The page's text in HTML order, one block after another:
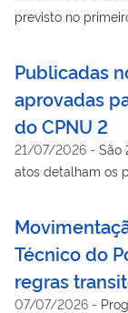
previsto no
Publicadas
aprovadas
do CPNU 2
21/07/2026 - São
atos detalham os
Técnico do
regras
07/07/2026 -